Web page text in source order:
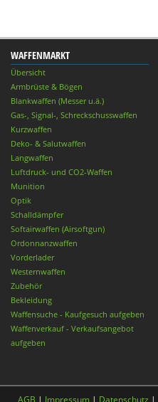
WAFFENMARKT
Übersicht
Armbrüste & Bögen
Blankwaffen (Messer u.ä.)
Gas-, Signal-, Schreckschusswaffen
Kurzwaffen
Deko- & Salutwaffen
Langwaffen
Luftdruck- und CO2-Waffen
Munition
Optik
Schalldämpfer
Softairwaffen (Airsoftgun)
Ordonnanzwaffen
Vorderlader
Westernwaffen
Zubehör
Bekleidung
Waffensuche - Kaufgesuch aufgeben
Waffenverkauf - Verkaufsangebot
aufgeben
AGB | Impressum | Datenschutz |